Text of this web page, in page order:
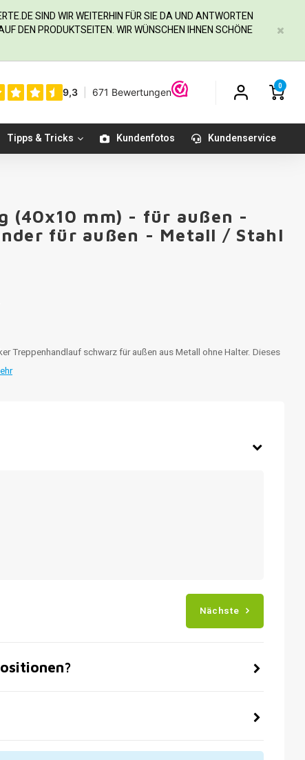
SIND WIR WEITERHIN FÜR SIE DA UND ANTWORTEN
DEN PRODUKTSEITEN. WIR WÜNSCHEN IHNEN SCHÖNE
0
Tipps & Tricks Kundenfotos Kundenservice
(40x10 mm) - für außen -
für außen - Metall / Stahl
Treppenhandlauf schwarz für außen aus Metall ohne Halter. Dieses
Nächste